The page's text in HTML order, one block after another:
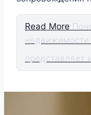
Read More
недвижимости
представляет